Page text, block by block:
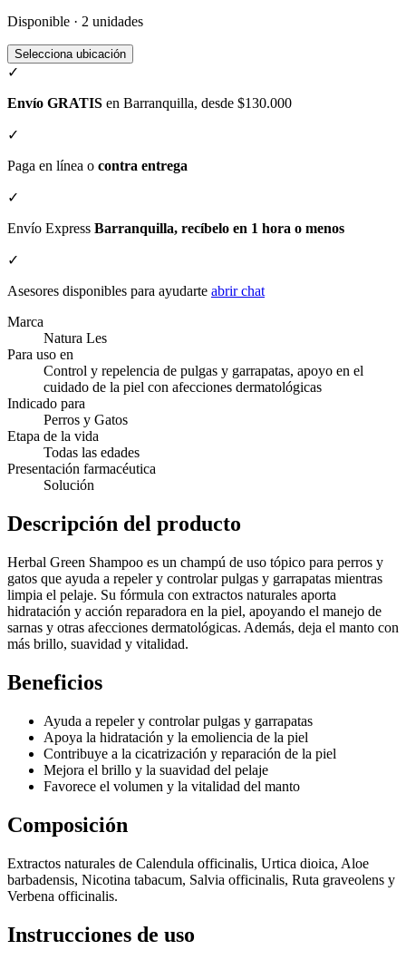
Disponible · 2 unidades
Selecciona ubicación
✓
Envío GRATIS en Barranquilla, desde $130.000
✓
Paga en línea o contra entrega
✓
Envío Express Barranquilla, recíbelo en 1 hora o menos
✓
Asesores disponibles para ayudarte abrir chat
Marca
Natura Les
Para uso en
Control y repelencia de pulgas y garrapatas, apoyo en el
cuidado de la piel con afecciones dermatológicas
Indicado para
Perros y Gatos
Etapa de la vida
Todas las edades
Presentación farmacéutica
Solución
Descripción del producto
Herbal Green Shampoo es un champú de uso tópico para perros y
gatos que ayuda a repeler y controlar pulgas y garrapatas mientras
limpia el pelaje. Su fórmula con extractos naturales aporta
hidratación y acción reparadora en la piel, apoyando el manejo de
sarnas y otras afecciones dermatológicas. Además, deja el manto con
más brillo, suavidad y vitalidad.
Beneficios
Ayuda a repeler y controlar pulgas y garrapatas
Apoya la hidratación y la emoliencia de la piel
Contribuye a la cicatrización y reparación de la piel
Mejora el brillo y la suavidad del pelaje
Favorece el volumen y la vitalidad del manto
Composición
Extractos naturales de Calendula officinalis, Urtica dioica, Aloe
barbadensis, Nicotina tabacum, Salvia officinalis, Ruta graveolens y
Verbena officinalis.
Instrucciones de uso